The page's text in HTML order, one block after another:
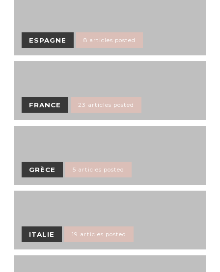
ESPAGNE 8 articles posted
FRANCE 23 articles posted
GRÈCE 5 articles posted
ITALIE 19 articles posted